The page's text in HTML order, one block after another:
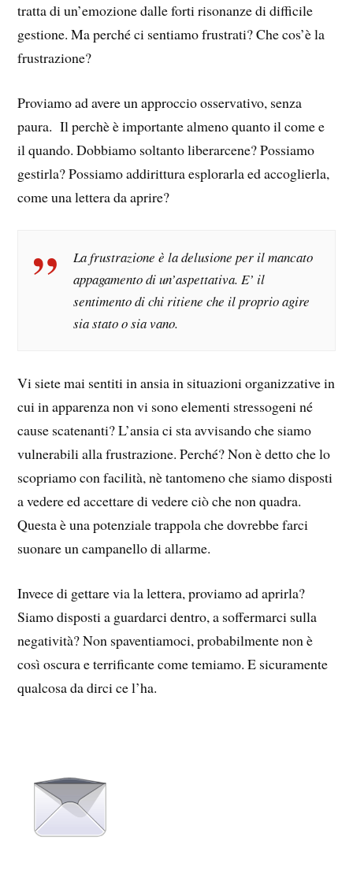
tratta di un’emozione dalle forti risonanze di difficile
gestione. Ma perché ci sentiamo frustrati? Che cos’è la
frustrazione?
Proviamo ad avere un approccio osservativo, senza
paura. Il perchè è importante almeno quanto il come e
il quando. Dobbiamo soltanto liberarcene? Possiamo
gestirla? Possiamo addirittura esplorarla ed accoglierla,
come una lettera da aprire?
La frustrazione è la delusione per il mancato
appagamento di un’aspettativa. E’ il
sentimento di chi ritiene che il proprio agire
sia stato o sia vano.
Vi siete mai sentiti in ansia in situazioni organizzative in
cui in apparenza non vi sono elementi stressogeni né
cause scatenanti? L’ansia ci sta avvisando che siamo
vulnerabili alla frustrazione. Perché? Non è detto che lo
scopriamo con facilità, nè tantomeno che siamo disposti
a vedere ed accettare di vedere ciò che non quadra.
Questa è una potenziale trappola che dovrebbe farci
suonare un campanello di allarme.
Invece di gettare via la lettera, proviamo ad aprirla?
Siamo disposti a guardarci dentro, a soffermarci sulla
negatività? Non spaventiamoci, probabilmente non è
così oscura e terrificante come temiamo. E sicuramente
qualcosa da dirci ce l’ha.